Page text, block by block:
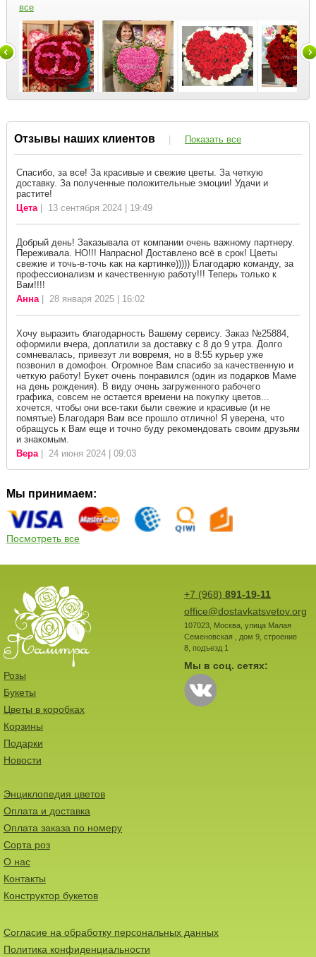
все
Отзывы наших клиентов | Показать все
Спасибо, за все! За красивые и свежие цветы. За четкую
доставку. За полученные положительные эмоции! Удачи и
растите!
Цета| 13 сентября 2024 | 19:49
Добрый день! Заказывала от компании очень важному партнеру.
Переживала. НО!!! Напрасно! Доставлено всё в срок! Цветы
свежие и точь-в-точь как на картинке))))) Благодарю команду, за
профессионализм и качественную работу!!! Теперь только к
Вам!!!!
Анна| 28 января 2025 | 16:02
Хочу выразить благодарность Вашему сервису. Заказ №25884,
оформили вчера, доплатили за доставку с 8 до 9 утра. Долго
сомневалась, привезут ли вовремя, но в 8:55 курьер уже
позвонил в домофон. Огромное Вам спасибо за качественную и
четкую работу! Букет очень понравился (один из подарков Маме
на день рождения). В виду очень загруженного рабочего
графика, совсем не остается времени на покупку цветов...
хочется, чтобы они все-таки были свежие и красивые (и не
помятые) Благодаря Вам все прошло отлично! Я уверена, что
обращусь к Вам еще и точно буду рекомендовать своим друзьям
и знакомым.
Вера| 24 июня 2024 | 09:03
Мы принимаем:
Посмотреть все
+7 (968) 891-19-11
office@dostavkatsvetov.org
107023, Москва, улица Малая
Семеновская , дом 9, строение
8, подъезд 1
Мы в соц. сетях:
Розы
Букеты
Цветы в коробках
Корзины
Подарки
Новости
Энциклопедия цветов
Оплата и доставка
Оплата заказа по номеру
Сорта роз
О нас
Контакты
Конструктор букетов
Согласие на обработку персональных данных
Политика конфиденциальности